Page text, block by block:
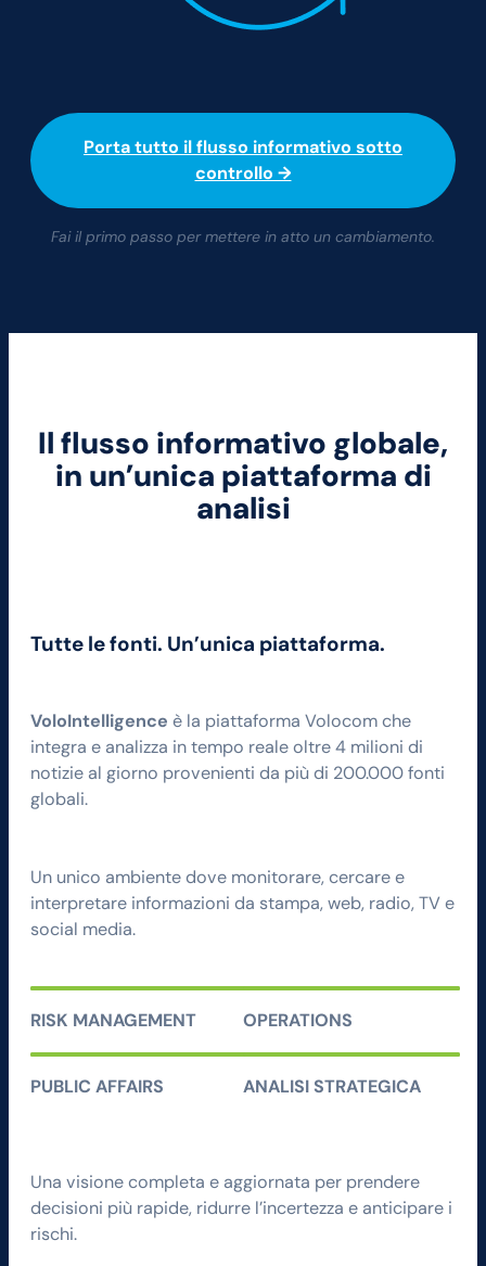
Porta tutto il flusso informativo sotto
controllo →
Fai il primo passo per mettere in atto un cambiamento.
Il flusso informativo globale,
in un’unica piattaforma di
analisi
Tutte le fonti. Un’unica piattaforma.
VoloIntelligence è la piattaforma Volocom che
integra e analizza in tempo reale oltre 4 milioni di
notizie al giorno provenienti da più di 200.000 fonti
globali.
Un unico ambiente dove monitorare, cercare e
interpretare informazioni da stampa, web, radio, TV e
social media.
RISK MANAGEMENT OPERATIONS
PUBLIC AFFAIRS ANALISI STRATEGICA
Una visione completa e aggiornata per prendere
decisioni più rapide, ridurre l’incertezza e anticipare i
rischi.